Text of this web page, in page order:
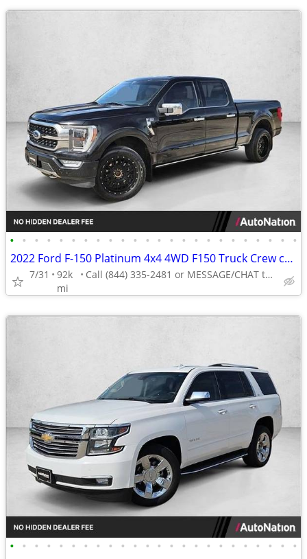
• • • • • • • • • • • • • • • • • • • • • • • •
2022 Ford F-150 Platinum 4x4 4WD F150 Truck Crew cab AUTONATION
7/31
92k
mi
Call (844) 335-2481 or MESSAGE/CHAT to confirm availability
• • • • • • • • • • • • • • • • • • • • • • • •